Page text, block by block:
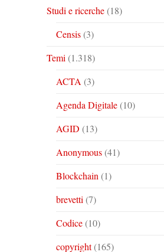
Studi e ricerche(18)
Censis(3)
Temi (1.318)
ACTA (3)
Agenda Digitale(10)
AGID (13)
Anonymous(41)
Blockchain (1)
brevetti (7)
Codice(10)
copyright(165)